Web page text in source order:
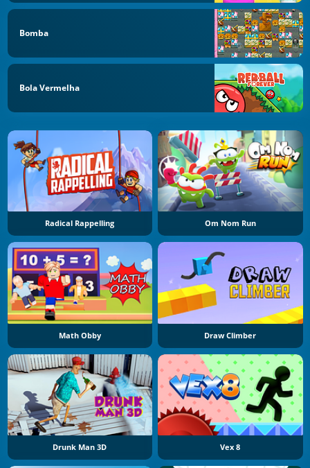
Bomba
Bola Vermelha
Radical Rappelling Om Nom Run
Math Obby Draw Climber
Drunk Man 3D Vex 8